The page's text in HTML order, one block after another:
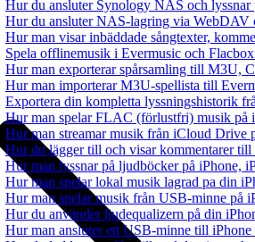
Hur du ansluter Synology NAS och
Hur du ansluter NAS-lagring via WebDAV
Hur man visar inbäddade sångtexter,
Spela offlinemusik i Evermusic och
Hur man exporterar spårsamling till M3U,
Hur man importerar M3U-spellista till
Exportera din kompletta lyssningshistorik
Hur man spelar FLAC (förlustfri) musik på
Hur man streamar musik från iCloud Drive
Hur du lägger till och visar kommentarer
Hur man lyssnar på ljudböcker på iPhone,
Hur man spelar lokal musik lagrad pa din
Hur man spelar musik från USB-minne på
Hur du använder ljudequalizern på din
Hur man ansluter ett USB-minne till